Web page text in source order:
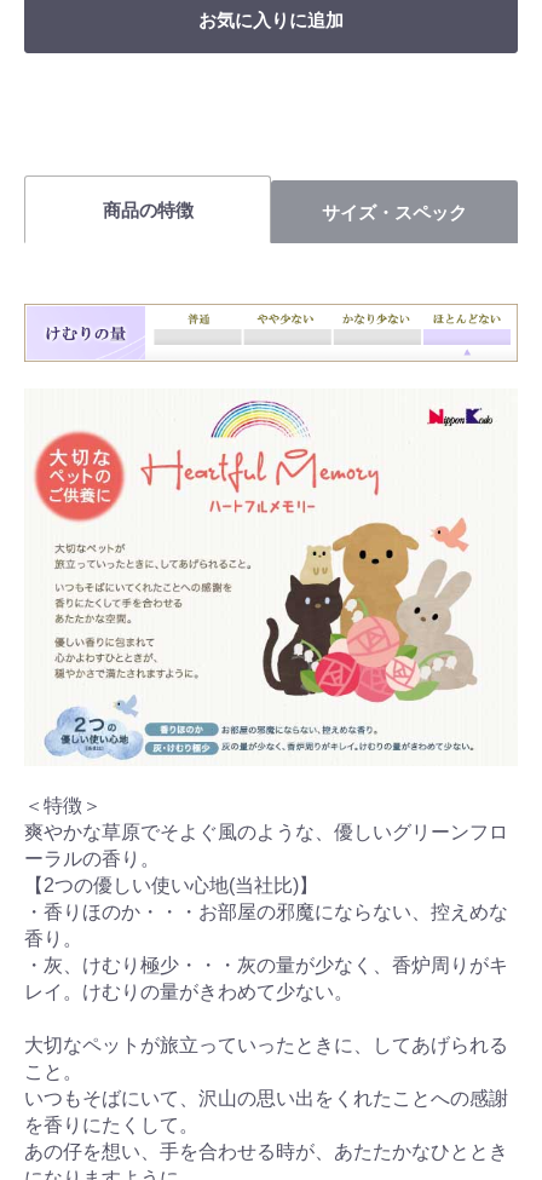
お気に入りに追加
商品の特徴 サイズ・スペック
＜特徴＞
爽やかな草原でそよぐ風のような、優しいグリーンフロ
ーラルの香り。
【2つの優しい使い心地(当社比)】
・香りほのか・・・お部屋の邪魔にならない、控えめな
香り。
・灰、けむり極少・・・灰の量が少なく、香炉周りがキ
レイ。けむりの量がきわめて少ない。
大切なペットが旅立っていったときに、してあげられる
こと。
いつもそばにいて、沢山の思い出をくれたことへの感謝
を香りにたくして。
あの仔を想い、手を合わせる時が、あたたかなひととき